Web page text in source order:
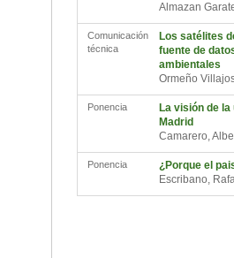
Almazan
Comunicación
técnica
Los satélites
fuente de
ambientales
Ormeño
Ponencia
La visión de
Madrid
Camarero,
Ponencia
¿Porque el
Escribano,